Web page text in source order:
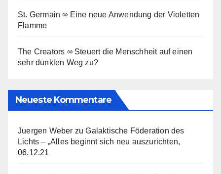
St. Germain ∞ Eine neue Anwendung der Violetten
Flamme
The Creators ∞ Steuert die Menschheit auf einen
sehr dunklen Weg zu?
Neueste Kommentare
Juergen Weber zuGalaktische Föderation des
Lichts – „Alles beginnt sich neu auszurichten,
06.12.21